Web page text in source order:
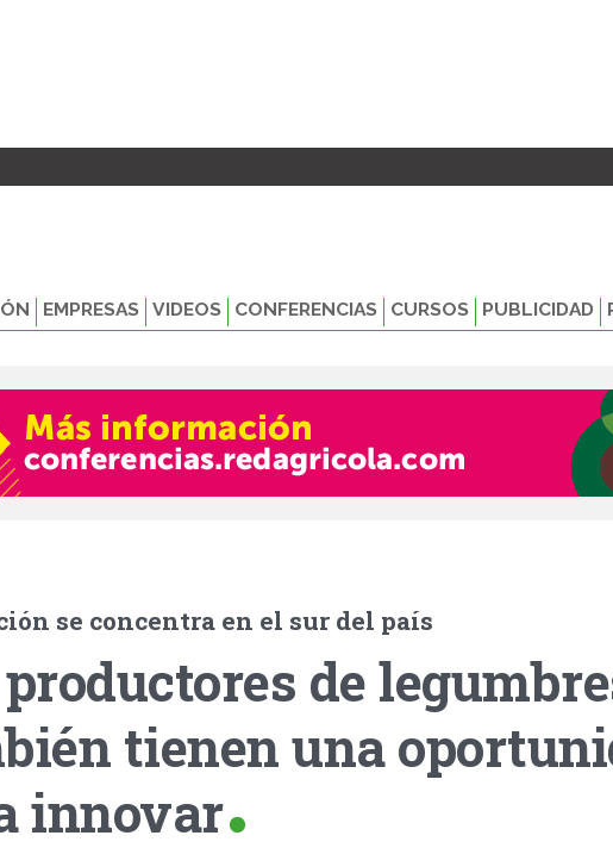
EMPRESAS VIDEOS CONFERENCIAS CURSOS PUBLICIDAD
se concentra en el sur del país
de
tienen una
innovar